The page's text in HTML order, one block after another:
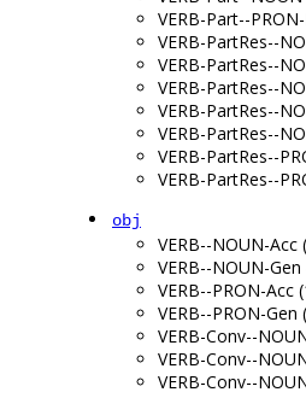
VERB-Part--
VERB-PartRes--
VERB-PartRes--
VERB-PartRes--
VERB-PartRes--
VERB-PartRes--
VERB-PartRes--
VERB-PartRes--
obj
VERB--NOUN-Acc
VERB--NOUN-Gen
VERB--PRON-Acc
VERB--PRON-Gen
VERB-Conv--
VERB-Conv--
VERB-Conv--